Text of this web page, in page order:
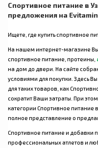
Спортивное питание в
предложения на
Ищете, где купить спортивное
На нашем интернет-магазине
спортивное питание, протеины,
на дом до двери. На сайте
условиями для покупки. Здесь
для таких товаров, как
сократит Ваши затраты. При
категории Спортивное питание
полное представление о
Спортивное питание и добавки
профессиональных атлетов и